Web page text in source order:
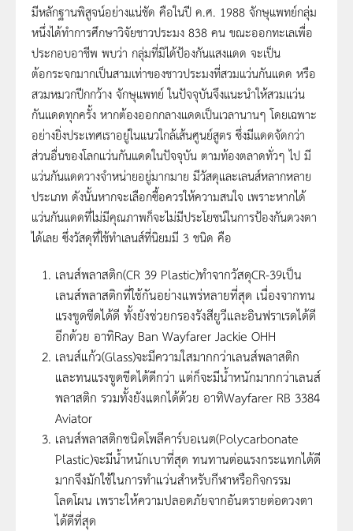
มีหลักฐานพิสูจน์อย่างแน่ชัด คือในปี ค.ศ. 1988 จักษุแพทย์กลุ่ม
หนึ่งได้ทำการศึกษาวิจัยชาวประมง 838 คน ขณะออกทะเลเพื่อ
ประกอบอาชีพ พบว่า กลุ่มที่มิได้ป้องกันแสงแดด จะเป็น
ต้อกระจกมากเป็นสามเท่าของชาวประมงที่สวมแว่นกันแดด หรือ
สวมหมวกปีกกว้าง จักษุแพทย์ ในปัจจุบันจึงแนะนำให้สวมแว่น
กันแดดทุกครั้ง หากต้องออกกลางแดดเป็นเวลานานๆ โดยเฉพาะ
อย่างยิ่งประเทศเราอยู่ในแนวใกล้เส้นศูนย์สูตร ซึ่งมีแดดจัดกว่า
ส่วนอื่นของโลกแว่นกันแดดในปัจจุบัน ตามท้องตลาดทั่วๆ ไป มี
แว่นกันแดดวางจำหน่ายอยู่มากมาย มีวัสดุและเลนส์หลากหลาย
ประเภท ดังนั้นหากจะเลือกซื้อควรให้ความสนใจ เพราะหากได้
แว่นกันแดดที่ไม่มีคุณภาพก็จะไม่มีประโยชน์ในการป้องกันดวงตา
ได้เลย ซึ่งวัสดุที่ใช้ทำเลนส์ที่นิยมมี 3 ชนิด คือ
เลนส์พลาสติก(CR 39 Plastic)ทำจากวัสดุCR-39เป็น
เลนส์พลาสติกที่ใช้กันอย่างแพร่หลายที่สุด เนื่องจากทน
แรงขูดขีดได้ดี ทั้งยังช่วยกรองรังสียูวีและอินฟราเรดได้ดี
อีกด้วย อาทิRay Ban Wayfarer Jackie OHH
เลนส์แก้ว(Glass)จะมีความใสมากกว่าเลนส์พลาสติก
และทนแรงขูดขีดได้ดีกว่า แต่ก็จะมีน้ำหนักมากกว่าเลนส์
พลาสติก รวมทั้งยังแตกได้ด้วย อาทิWayfarer RB 3384
Aviator
เลนส์พลาสติกชนิดโพลีคาร์บอเนต(Polycarbonate
Plastic)จะมีน้ำหนักเบาที่สุด ทนทานต่อแรงกระแทกได้ดี
มากจึงมักใช้ในการทำแว่นสำหรับกีฬาหรือกิจกรรม
โลดโผน เพราะให้ความปลอดภัยจากอันตรายต่อดวงตา
ได้ดีที่สุด